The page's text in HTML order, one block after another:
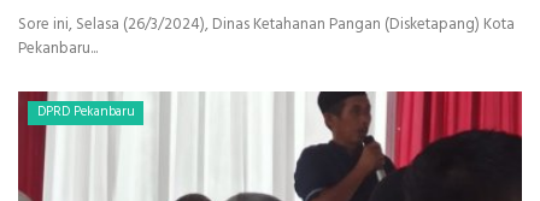
Sore ini, Selasa (26/3/2024), Dinas Ketahanan Pangan (Disketapang) Kota
Pekanbaru...
DPRD Pekanbaru